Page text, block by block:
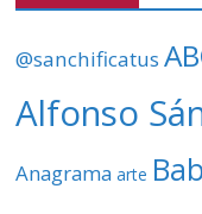
e
@sanchificatus
Alfonso
Anagrama arte